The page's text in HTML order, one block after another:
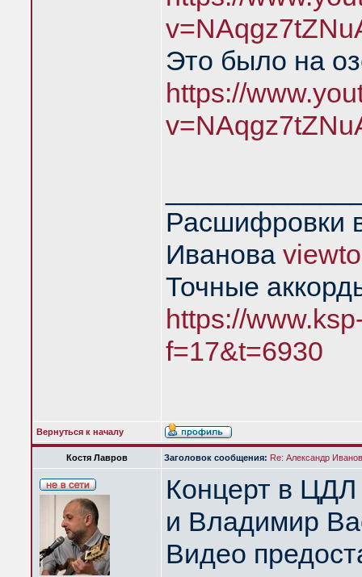
Это было на
https://
Расшифровки
Иванова
Точные
https://
f=17&t=6930
Вернуться к началу
Костя Лавров Заголовок сообщения: Re: Александр
Концерт в
и Владимир
Видео